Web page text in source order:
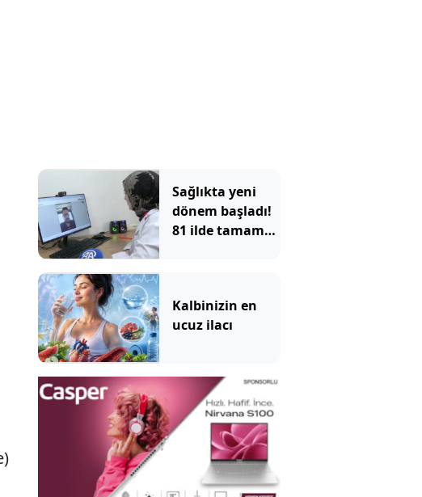
Sağlıkta yeni
dönem başladı!
81 ilde tamamen
Kalbinizin en
ucuz ilacı